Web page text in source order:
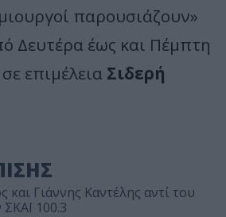
παρουσιάζουν»
Δευτέρα έως και Πέμπτη
σε επιμέλεια Σιδερή
και Γιάννης Καντέλης αντί του
100.3